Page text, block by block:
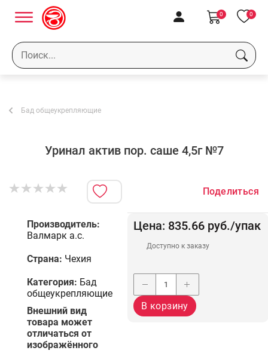
0
0
Бад общеукрепляющие
Уринал актив пор. саше 4,5г №7
Поделиться
Производитель:
Валмарк а.с.
Страна: Чехия
Категория: Бад
общеукрепляющие
Bнешний вид
товара может
отличаться от
изображённого
Цена: 835.66руб./упак
Доступно к заказу
В корзину